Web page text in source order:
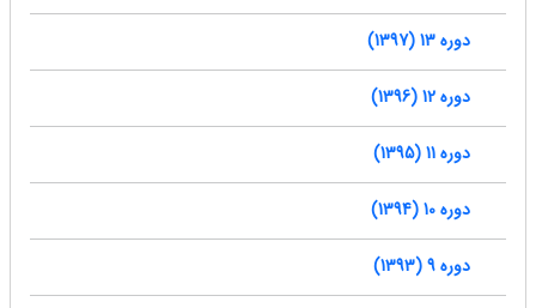
دوره 13 (1397)
دوره 12 (1396)
دوره 11 (1395)
دوره 10 (1394)
دوره 9 (1393)